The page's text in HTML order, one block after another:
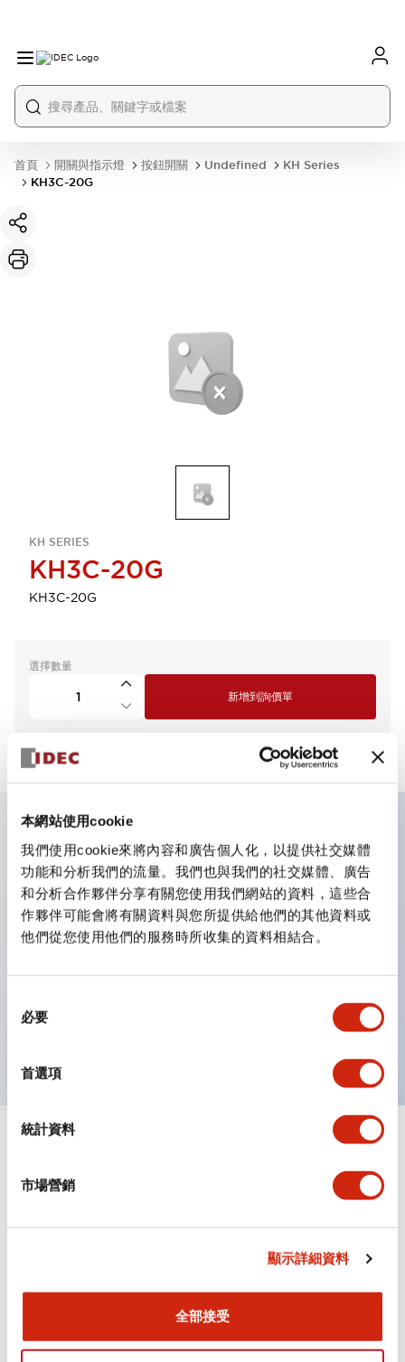
本網站使用cookie
我們使用cookie來將內容和廣告個人化，以提供社交媒體
功能和分析我們的流量。我們也與我們的社交媒體、廣告
和分析合作夥伴分享有關您使用我們網站的資料，這些合
作夥伴可能會將有關資料與您所提供給他們的其他資料或
他們從您使用他們的服務時所收集的資料相結合。
必要
首選項
統計資料
市場營銷
顯示詳細資料
全部接受
首頁 開關與指示燈 按鈕開關 Undefined
KH Series
KH3C-20G
KH SERIES
KH3C-20G
KH3C-20G
選擇數量
新增到詢價單
主要特點
面板內深度37.5mm的省空間設計
確實且輕快的操作觸感
附板鍵2枚／1組
也可製作不同鑰匙號碼［訂製品］（無法製作主鑰匙。）
KH2C_KH3C_A4-L00015.dxf
90.59KB
登入後下載